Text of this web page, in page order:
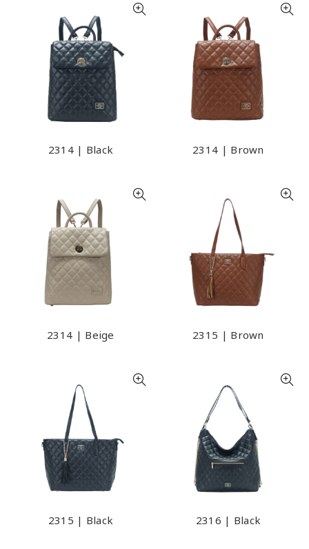
2314 | Black 2314 | Brown
2314 | Beige 2315 | Brown
2315 | Black 2316 | Black